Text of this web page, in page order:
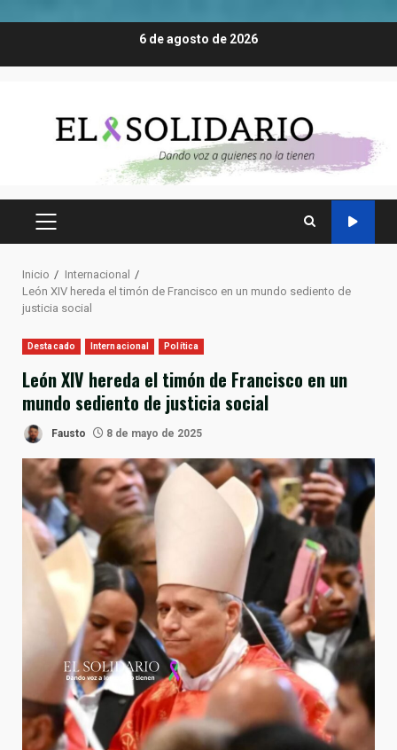
6 de agosto de 2026
MENÚ
Inicio
Internacional
León XIV hereda el timón de Francisco en un mundo sediento de
justicia social
Destacado Internacional Política
León XIV hereda el timón de Francisco en un
mundo sediento de justicia social
Fausto 8 de mayo de 2025